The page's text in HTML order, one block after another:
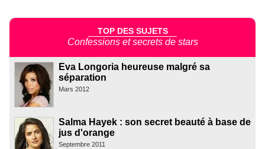
TOP DES SUJETS
Confessions et secrets de stars
Eva Longoria heureuse malgré sa
séparation
Mars 2012
Salma Hayek : son secret beauté à base de
jus d'orange
Septembre 2011